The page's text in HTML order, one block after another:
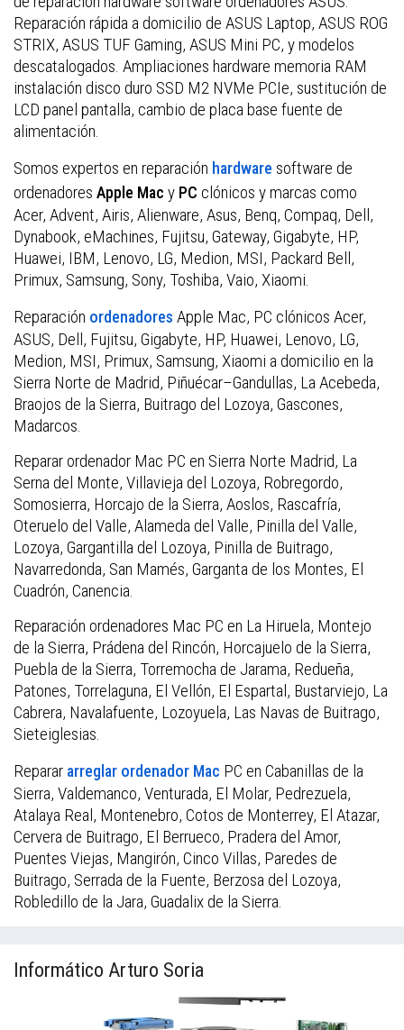
Reparación rápida a domicilio de ASUS Laptop, ASUS ROG
STRIX, ASUS TUF Gaming, ASUS Mini PC, y modelos
descatalogados. Ampliaciones hardware memoria RAM
instalación disco duro SSD M2 NVMe PCIe, sustitución de
LCD panel pantalla, cambio de placa base fuente de
alimentación.
Somos expertos en reparación hardware software de
ordenadores Apple Mac y PC clónicos y marcas como
Acer, Advent, Airis, Alienware, Asus, Benq, Compaq, Dell,
Dynabook, eMachines, Fujitsu, Gateway, Gigabyte, HP,
Huawei, IBM, Lenovo, LG, Medion, MSI, Packard Bell,
Primux, Samsung, Sony, Toshiba, Vaio, Xiaomi.
Reparación ordenadores Apple Mac, PC clónicos Acer,
ASUS, Dell, Fujitsu, Gigabyte, HP, Huawei, Lenovo, LG,
Medion, MSI, Primux, Samsung, Xiaomi a domicilio en la
Sierra Norte de Madrid, Piñuécar–Gandullas, La Acebeda,
Braojos de la Sierra, Buitrago del Lozoya, Gascones,
Madarcos.
Reparar ordenador Mac PC en Sierra Norte Madrid, La
Serna del Monte, Villavieja del Lozoya, Robregordo,
Somosierra, Horcajo de la Sierra, Aoslos, Rascafría,
Oteruelo del Valle, Alameda del Valle, Pinilla del Valle,
Lozoya, Gargantilla del Lozoya, Pinilla de Buitrago,
Navarredonda, San Mamés, Garganta de los Montes, El
Cuadrón, Canencia.
Reparación ordenadores Mac PC en La Hiruela, Montejo
de la Sierra, Prádena del Rincón, Horcajuelo de la Sierra,
Puebla de la Sierra, Torremocha de Jarama, Redueña,
Patones, Torrelaguna, El Vellón, El Espartal, Bustarviejo, La
Cabrera, Navalafuente, Lozoyuela, Las Navas de Buitrago,
Sieteiglesias.
Reparar arreglar ordenador Mac PC en Cabanillas de la
Sierra, Valdemanco, Venturada, El Molar, Pedrezuela,
Atalaya Real, Montenebro, Cotos de Monterrey, El Atazar,
Cervera de Buitrago, El Berrueco, Pradera del Amor,
Puentes Viejas, Mangirón, Cinco Villas, Paredes de
Buitrago, Serrada de la Fuente, Berzosa del Lozoya,
Robledillo de la Jara, Guadalix de la Sierra.
Informático Arturo Soria